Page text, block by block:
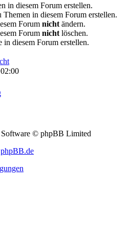
in diesem Forum erstellen.
in diesem Forum erstellen.
Forum nicht ändern.
Forum nicht löschen.
in diesem Forum erstellen.
© phpBB Limited
phpBB.de